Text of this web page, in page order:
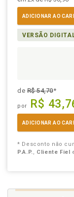
ADICIONAR AO
VERSÃO
deR$ 54,70*
por R$
ADICIONAR AO
* Desconto não
P.A.P., Cliente Fiel